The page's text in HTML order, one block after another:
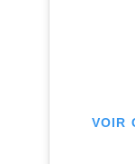
VOIR